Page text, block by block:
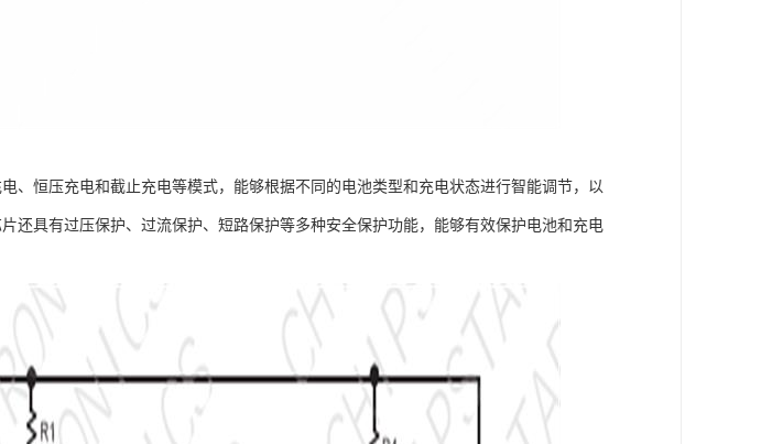
、恒压充电和截止充电等模式，能够根据不同的电池类型和充电状态进行智能调节，以
还具有过压保护、过流保护、短路保护等多种安全保护功能，能够有效保护电池和充电